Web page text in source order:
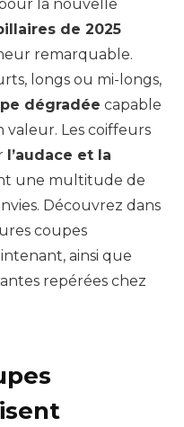
la nouvelle
de 2025
remarquable.
longs ou mi-longs,
dégradée capable
Les coiffeurs
l’audace et la
une multitude de
Découvrez dans
coupes
ainsi que
repérées chez